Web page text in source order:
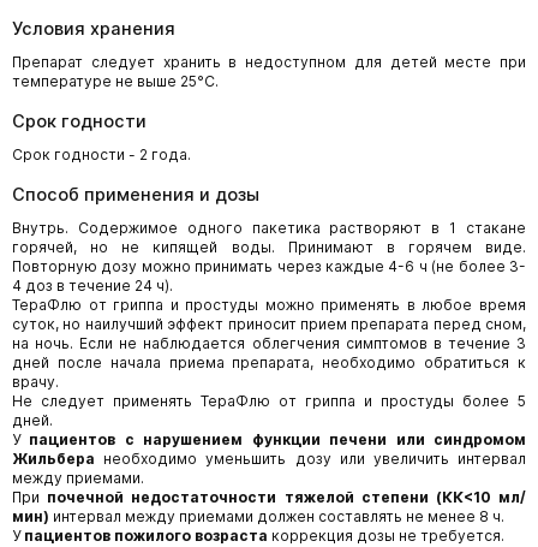
Условия хранения
Препарат следует хранить в недоступном для детей месте при
температуре не выше 25°С.
Срок годности
Срок годности - 2 года.
Способ применения и дозы
Внутрь. Содержимое одного пакетика растворяют в 1 стакане
горячей, но не кипящей воды. Принимают в горячем виде.
Повторную дозу можно принимать через каждые 4-6 ч (не более 3-
4 доз в течение 24 ч).
ТераФлю от гриппа и простуды можно применять в любое время
суток, но наилучший эффект приносит прием препарата перед сном,
на ночь. Если не наблюдается облегчения симптомов в течение 3
дней после начала приема препарата, необходимо обратиться к
врачу.
Не следует применять ТераФлю от гриппа и простуды более 5
дней.
У пациентов с нарушением функции печени или синдромом
Жильбера необходимо уменьшить дозу или увеличить интервал
между приемами.
При почечной недостаточности тяжелой степени (КК<10 мл/
мин) интервал между приемами должен составлять не менее 8 ч.
У пациентов пожилого возраста коррекция дозы не требуется.